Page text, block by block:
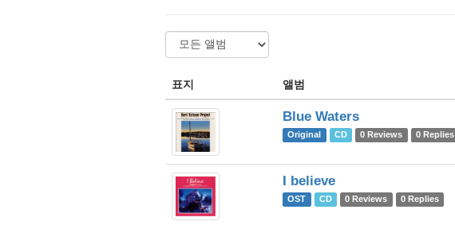
표지 앨범
Blue Waters
Original CD 0 Reviews 0 Replies
I believe
OST CD 0 Reviews 0 Replies